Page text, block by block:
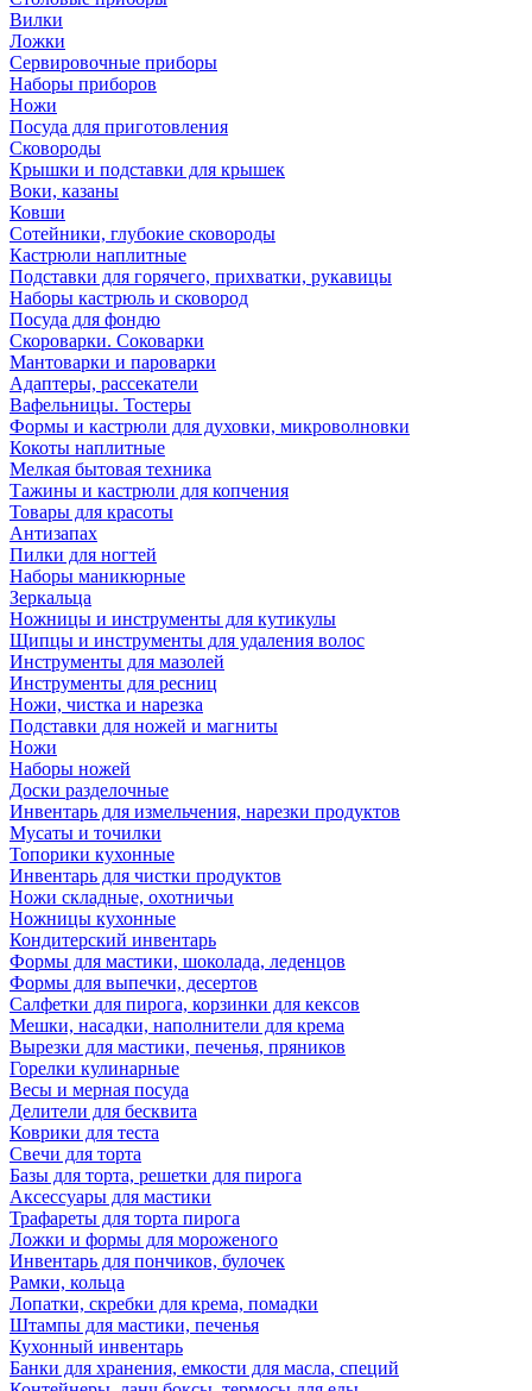
Вилки
Ложки
Сервировочные приборы
Наборы приборов
Ножи
Посуда для приготовления
Сковороды
Крышки и подставки для крышек
Воки, казаны
Ковши
Сотейники, глубокие сковороды
Кастрюли наплитные
Подставки для горячего, прихватки, рукавицы
Наборы кастрюль и сковород
Посуда для фондю
Скороварки. Соковарки
Мантоварки и пароварки
Адаптеры, рассекатели
Вафельницы. Тостеры
Формы и кастрюли для духовки, микроволновки
Кокоты наплитные
Мелкая бытовая техника
Тажины и кастрюли для копчения
Товары для красоты
Антизапах
Пилки для ногтей
Наборы маникюрные
Зеркальца
Ножницы и инструменты для кутикулы
Щипцы и инструменты для удаления волос
Инструменты для мазолей
Инструменты для ресниц
Ножи, чистка и нарезка
Подставки для ножей и магниты
Ножи
Наборы ножей
Доски разделочные
Инвентарь для измельчения, нарезки продуктов
Мусаты и точилки
Топорики кухонные
Инвентарь для чистки продуктов
Ножи складные, охотничьи
Ножницы кухонные
Кондитерский инвентарь
Формы для мастики, шоколада, леденцов
Формы для выпечки, десертов
Салфетки для пирога, корзинки для кексов
Мешки, насадки, наполнители для крема
Вырезки для мастики, печенья, пряников
Горелки кулинарные
Весы и мерная посуда
Делители для бесквита
Коврики для теста
Свечи для торта
Базы для торта, решетки для пирога
Аксессуары для мастики
Трафареты для торта пирога
Ложки и формы для мороженого
Инвентарь для пончиков, булочек
Рамки, кольца
Лопатки, скребки для крема, помадки
Штампы для мастики, печенья
Кухонный инвентарь
Банки для хранения, емкости для масла, специй